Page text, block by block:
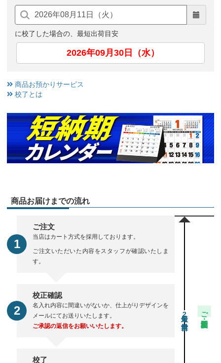
に校了した場合の、最短出荷目安
2026年09月30日（水）
商品お預かりサービス
校了とは
商品お届けまでの流れ
ご注文
当店はカート方式を採用しております。
ご注文いただいた内容をスタッフが確認いたしま
す。
校正確認
名入れ内容に間違いがないか、仕上がりデザインを
メールにてお送りいたします。
ご承認の返信をお願いいたします。
校了
2 ご注文・校正期間